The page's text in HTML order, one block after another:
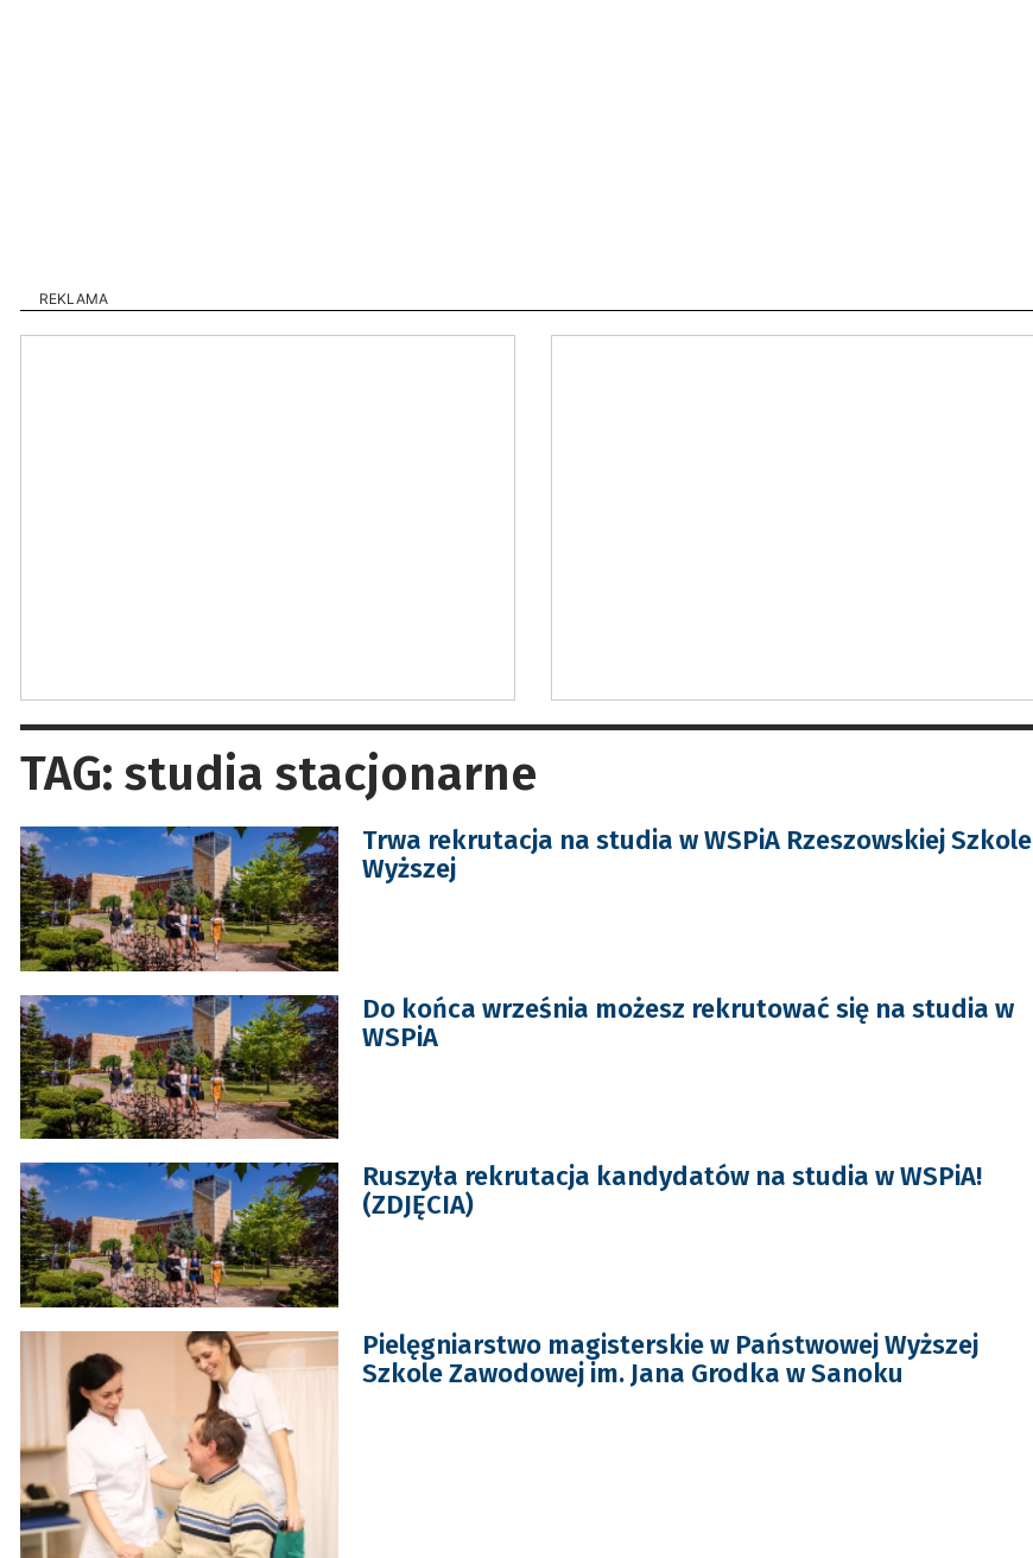
REKLAMA
TAG: studia stacjonarne
Trwa rekrutacja na studia w WSPiA Rzeszowskiej Szkole
Wyższej
Do końca września możesz rekrutować się na studia w
WSPiA
Ruszyła rekrutacja kandydatów na studia w WSPiA!
(ZDJĘCIA)
Pielęgniarstwo magisterskie w Państwowej Wyższej
Szkole Zawodowej im. Jana Grodka w Sanoku